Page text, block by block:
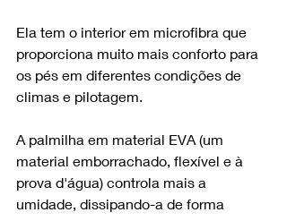
Ela tem o interior em microfibra que
proporciona muito mais conforto para
os pés em diferentes condições de
climas e pilotagem.
A palmilha em material EVA (um
material emborrachado, flexível e à
prova d'água) controla mais a
umidade, dissipando-a de forma